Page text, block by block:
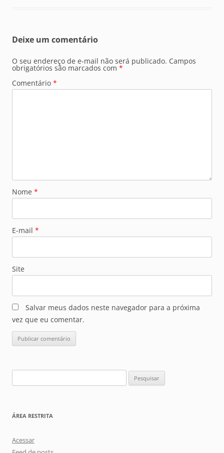
Deixe um comentário
O seu endereço de e-mail não será publicado. Campos
obrigatórios são marcados com *
Comentário *
Nome *
E-mail *
Site
Salvar meus dados neste navegador para a próxima
vez que eu comentar.
por:
ÁREA RESTRITA
Acessar